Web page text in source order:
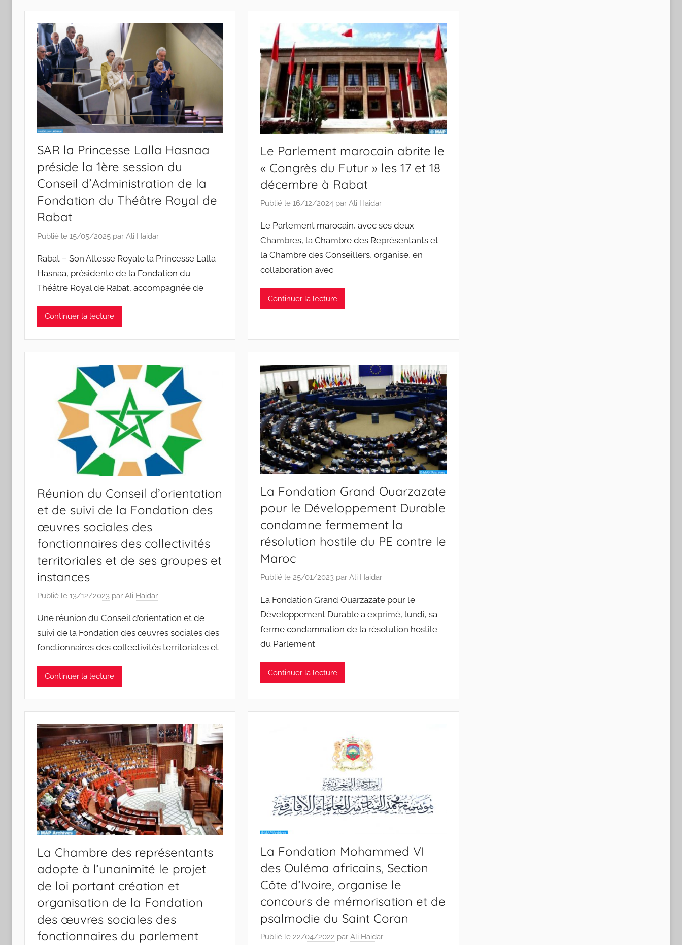
SAR la Princesse Lalla Hasnaa
préside la 1ère session du
Conseil d’Administration de la
Fondation du Théâtre Royal de
Rabat
Publié le 15/05/2025 par Ali Haidar
Rabat – Son Altesse Royale la Princesse Lalla
Hasnaa, présidente de la Fondation du
Théâtre Royal de Rabat, accompagnée de
Continuer la lecture
Le Parlement marocain abrite le
« Congrès du Futur » les 17 et 18
décembre à Rabat
Publié le16/12/2024 parAli Haidar
Le Parlement marocain, avec ses deux
Chambres, la Chambre des Représentants et
la Chambre des Conseillers, organise, en
collaboration avec
Continuer la lecture
Réunion du Conseil d’orientation
et de suivi de la Fondation des
œuvres sociales des
fonctionnaires des collectivités
territoriales et de ses groupes et
instances
Publié le 13/12/2023 par Ali Haidar
Une réunion du Conseil d’orientation et de
suivi de la Fondation des œuvres sociales des
fonctionnaires des collectivités territoriales et
Continuer la lecture
La Fondation Grand Ouarzazate
pour le Développement Durable
condamne fermement la
résolution hostile du PE contre le
Maroc
Publié le25/01/2023 parAli Haidar
La Fondation Grand Ouarzazate pour le
Développement Durable a exprimé, lundi, sa
ferme condamnation de la résolution hostile
du Parlement
Continuer la lecture
La Chambre des représentants
adopte à l’unanimité le projet
de loi portant création et
organisation de la Fondation
des œuvres sociales des
fonctionnaires du parlement
La Fondation Mohammed VI
des Ouléma africains, Section
Côte d’Ivoire, organise le
concours de mémorisation et de
psalmodie du Saint Coran
Publié le22/04/2022 parAli Haidar